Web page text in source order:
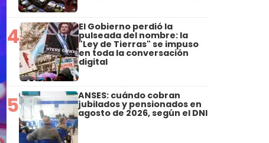
4 El Gobierno perdió la
pulseada del nombre: la
"Ley de Tierras" se impuso
en toda la conversación
digital
5 ANSES: cuándo cobran
jubilados y pensionados en
agosto de 2026, según el DNI